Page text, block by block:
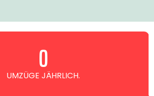
UMZÜGE JÄHRLICH.
0